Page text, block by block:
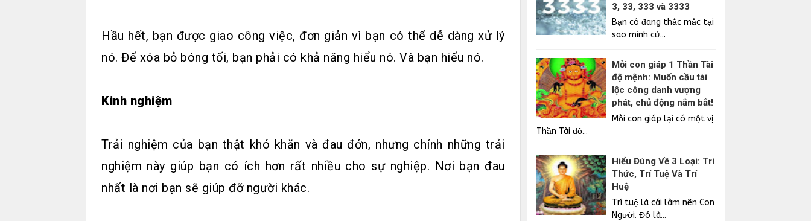
Hầu hết, bạn được giao công việc, đơn giản vì bạn có thể dễ dàng xử lý
nó. Để xóa bỏ bóng tối, bạn phải có khả năng hiểu nó. Và bạn hiểu nó.
Kinh nghiệm
Trải nghiệm của bạn thật khó khăn và đau đớn, nhưng chính những trải
nghiệm này giúp bạn có ích hơn rất nhiều cho sự nghiệp. Nơi bạn đau
nhất là nơi bạn sẽ giúp đỡ người khác.
3, 33, 333 và 3333
Bạn có đang thắc mắc tại
sao mình cứ...
Mỗi con giáp 1 Thần Tài
độ mệnh: Muốn cầu tài
lộc công danh vượng
phát, chủ động nắm bắt!
Mỗi con giáp lại có một vị
Thần Tài độ...
Hiểu Đúng Về 3 Loại: Tri
Thức, Trí Tuệ Và Trí
Huệ
Trí tuệ là cái làm nên Con
Người. Đó là...